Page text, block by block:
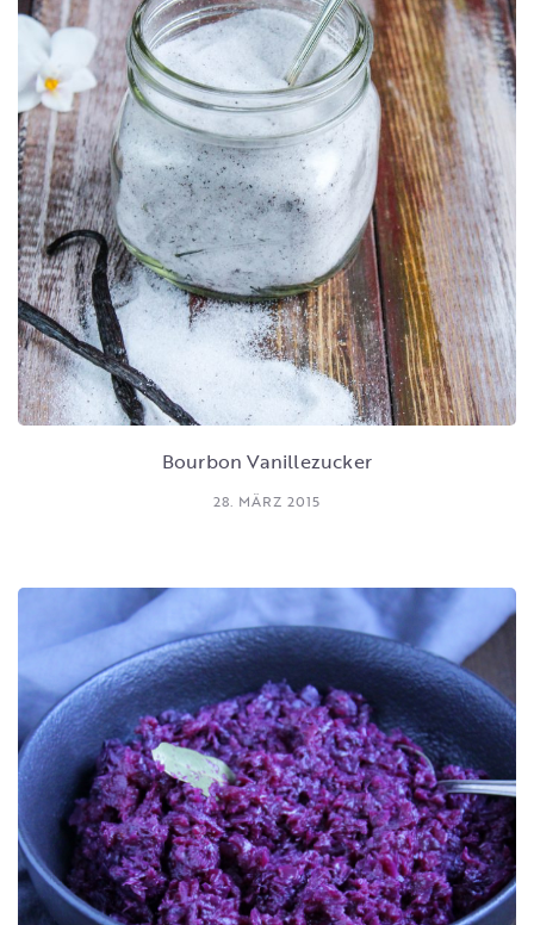
Bourbon Vanillezucker
28. MÄRZ 2015